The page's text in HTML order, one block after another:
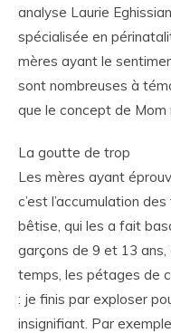
analyse Laurie
spécialisée en
mères ayant le
sont nombreuses à
que le concept de
La goutte de trop
Les mères ayant
c’est l’accumulation
bêtise, qui les a fait
garçons de 9 et 13
temps, les pétages de
: je finis par exploser
insignifiant. Par